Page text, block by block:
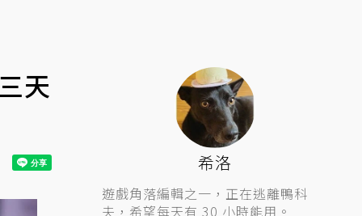
天
希洛
遊戲角落編輯之一，正在逃離鴨科
夫，希望每天有 30 小時能用。